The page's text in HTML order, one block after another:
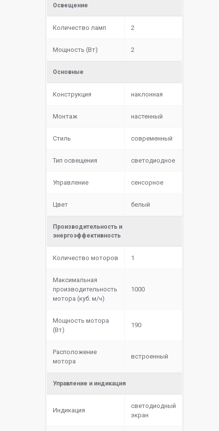
Освещение
Количество ламп 2
Мощность (Вт) 2
Основные
Конструкция наклонная
Монтаж настенный
Стиль современный
Тип освещения светодиодное
Управление сенсорное
Цвет белый
Производительность и
энергоэффективность
Количество моторов 1
Максимальная
производительность
мотора (куб. м/ч)
1000
Мощность мотора
(Вт)
190
Расположение
мотора
встроенный
Управление и индикация
Индикация
светодиодный
экран